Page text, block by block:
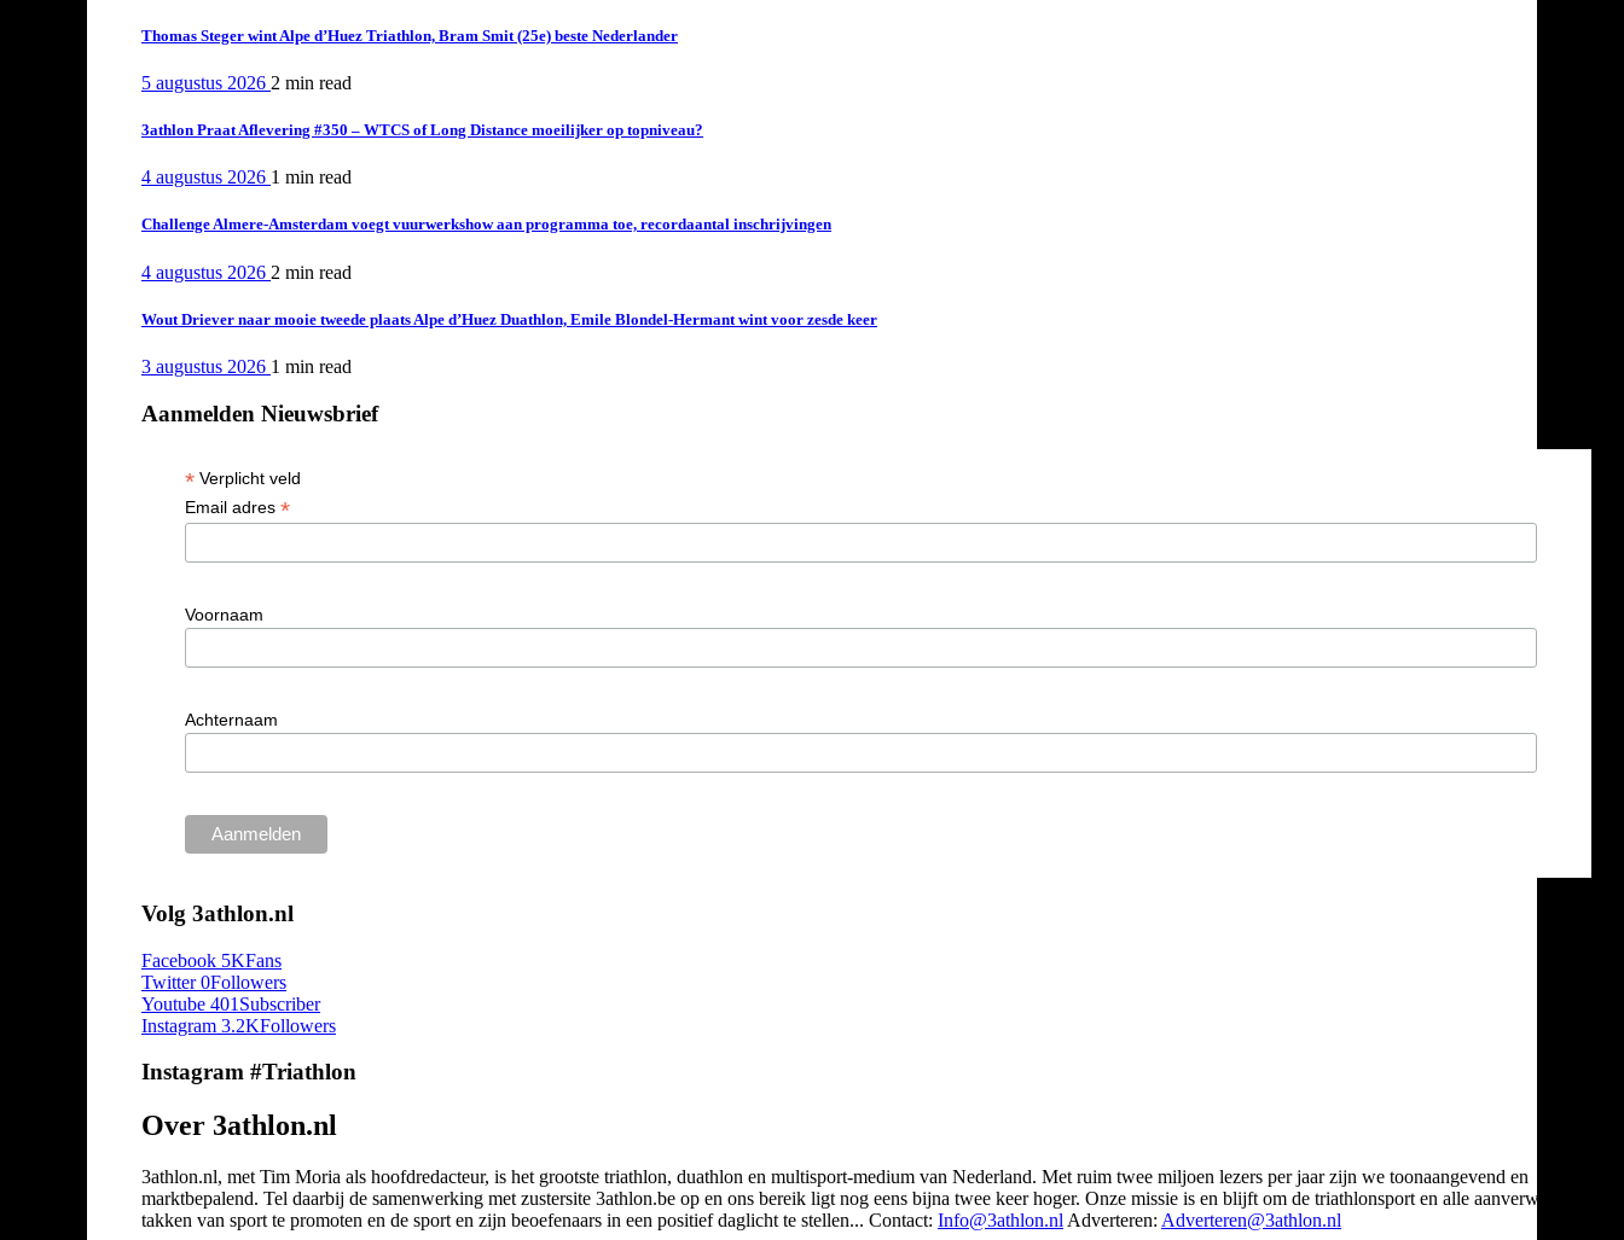
Thomas Steger wint Alpe d’Huez Triathlon, Bram Smit (25e) beste Nederlander
5 augustus 2026 2 min read
3athlon Praat Aflevering #350 – WTCS of Long Distance moeilijker op topniveau?
4 augustus 2026 1 min read
Challenge Almere-Amsterdam voegt vuurwerkshow aan programma toe, recordaantal inschrijvingen
4 augustus 2026 2 min read
Wout Driever naar mooie tweede plaats Alpe d’Huez Duathlon, Emile Blondel-Hermant wint voor zesde keer
3 augustus 2026 1 min read
Aanmelden Nieuwsbrief
* Verplicht veld
Email adres *
Voornaam
Achternaam
Volg 3athlon.nl
Facebook 5KFans
Twitter 0Followers
Youtube 401 Subscriber
Instagram 3.2KFollowers
Instagram #Triathlon
Over 3athlon.nl
3athlon.nl, met Tim Moria als hoofdredacteur, is het grootste triathlon, duathlon en multisport-medium van Nederland. Met ruim twee miljoen lezers per jaar zijn we toonaangevend en
marktbepalend. Tel daarbij de samenwerking met zustersite 3athlon.be op en ons bereik ligt nog eens bijna twee keer hoger. Onze missie is en blijft om de triathlonsport en alle aanverwante
takken van sport te promoten en de sport en zijn beoefenaars in een positief daglicht te stellen... Contact: Info@3athlon.nl Adverteren: Adverteren@3athlon.nl